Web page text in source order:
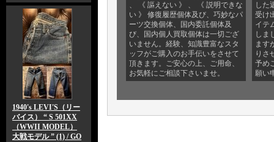
1940's LEVI'S（リー
バイス） “ S 501XX
（WWII MODEL）
大戦モデル ” (1) / GO
、 《 謳えない 》 、 《 説明できな
い 》 修復履歴個体及び、巧妙なパ
ーツ交換個体、国内委託個体及
び、国内個人買取個体は一切ござ
いません。経験、知識豊富なスタ
ッフがご購入のお手伝いをさせて
頂きます。ご安心の上、ご用命、
お気軽にご相談下さいませ。
した
受け
イテ
しま
ます
りさ
予め
願い